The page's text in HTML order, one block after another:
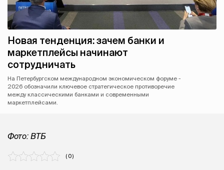
Новая тенденция: зачем банки и
маркетплейсы начинают
сотрудничать
На Петербургском международном экономическом форуме -
2026 обозначили ключевое стратегическое противоречие
между классическими банками и современными
маркетплейсами.
Фото: ВТБ
( 0 )